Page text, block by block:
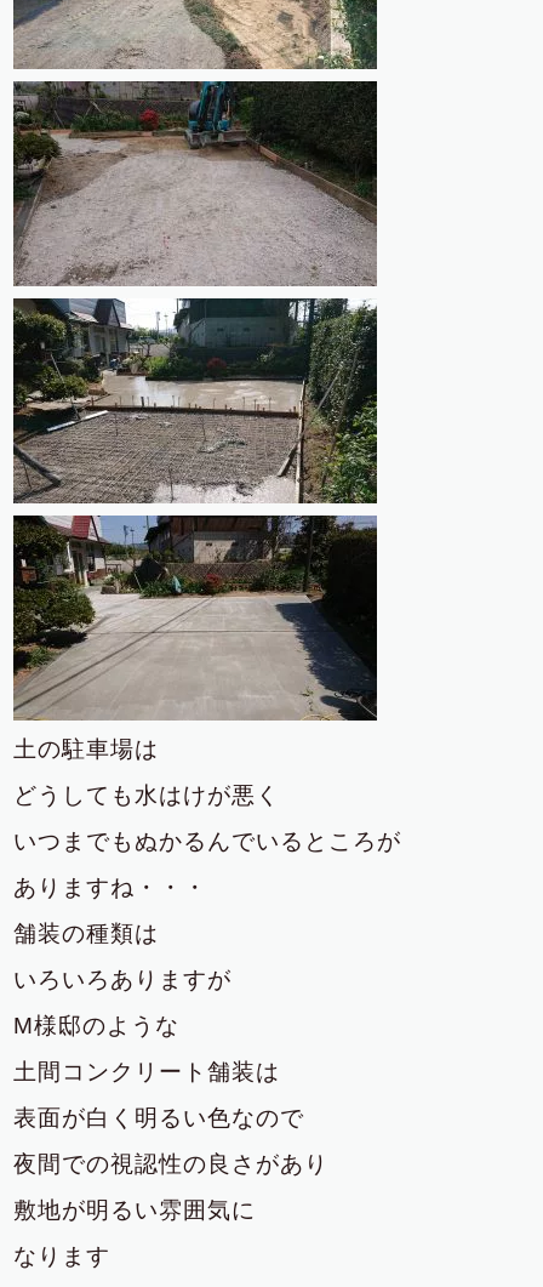
土の駐車場は
どうしても水はけが悪く
いつまでもぬかるんでいるところが
ありますね・・・
舗装の種類は
いろいろありますが
M様邸のような
土間コンクリート舗装は
表面が白く明るい色なので
夜間での視認性の良さがあり
敷地が明るい雰囲気に
なります